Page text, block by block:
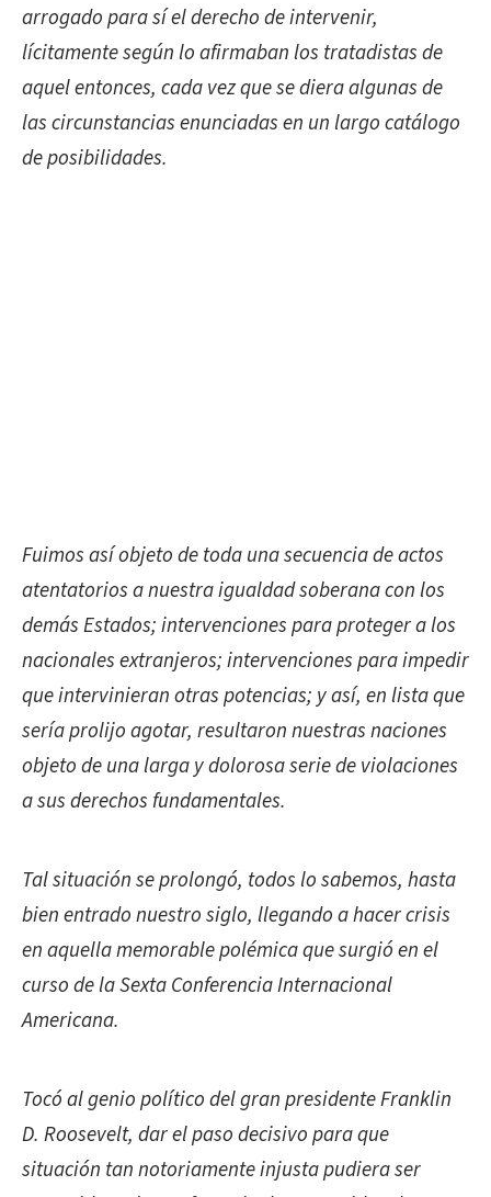
arrogado para sí el derecho de intervenir,
lícitamente según lo afirmaban los tratadistas de
aquel entonces, cada vez que se diera algunas de
las circunstancias enunciadas en un largo catálogo
de posibilidades.
Fuimos así objeto de toda una secuencia de actos
atentatorios a nuestra igualdad soberana con los
demás Estados; intervenciones para proteger a los
nacionales extranjeros; intervenciones para impedir
que intervinieran otras potencias; y así, en lista que
sería prolijo agotar, resultaron nuestras naciones
objeto de una larga y dolorosa serie de violaciones
a sus derechos fundamentales.
Tal situación se prolongó, todos lo sabemos, hasta
bien entrado nuestro siglo, llegando a hacer crisis
en aquella memorable polémica que surgió en el
curso de la Sexta Conferencia Internacional
Americana.
Tocó al genio político del gran presidente Franklin
D. Roosevelt, dar el paso decisivo para que
situación tan notoriamente injusta pudiera ser